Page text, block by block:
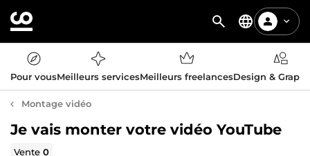
Pour vousMeilleurs servicesMeilleurs freelancesDesign &
Montage vidéo
Je vais monter votre vidéo YouTube
Vente0